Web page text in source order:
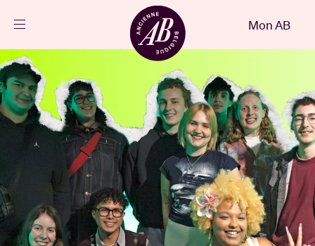
FR
Agenda
Projets
Actualités
Infos visiteurs
Mon AB